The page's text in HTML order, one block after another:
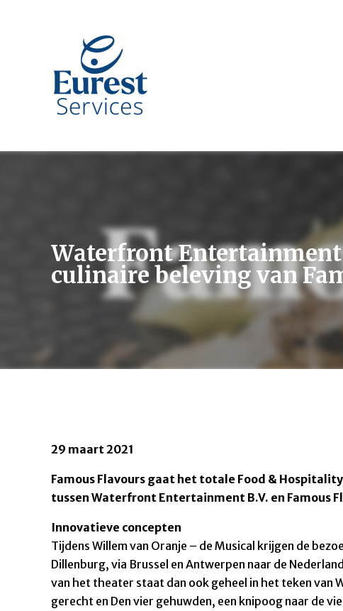
Waterfront Entertainment
culinaire beleving van
29 maart 2021
Famous Flavours gaat het totale Food &
tussen Waterfront Entertainment B.V. en Famous
Innovatieve concepten
Tijdens Willem van Oranje – de Musical krijgen de
Dillenburg, via Brussel en Antwerpen naar de
van het theater staat dan ook geheel in het teken van
gerecht en Den vier gehuwden, een knipoog naar de